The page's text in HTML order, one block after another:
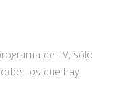
de TV, sólo
los que hay.